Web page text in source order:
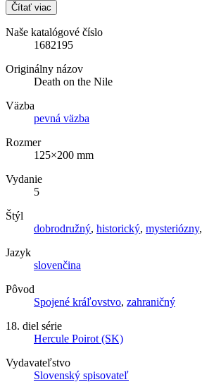
Čítať viac
Naše katalógové číslo
1682195
Originálny názov
Death on the Nile
Väzba
pevná väzba
Rozmer
125×200 mm
Vydanie
5
Štýl
dobrodružný, historický, mysteriózny,
Jazyk
slovenčina
Pôvod
Spojené kráľovstvo, zahraničný
18. diel série
Hercule Poirot (SK)
Vydavateľstvo
Slovenský spisovateľ